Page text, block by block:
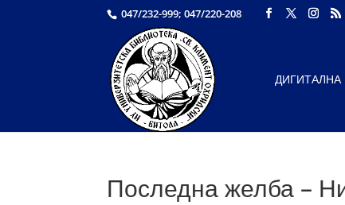
047/232-999; 047/220-208
Последна желба –